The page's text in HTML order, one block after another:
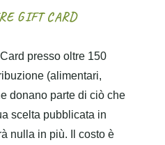
E GIFT CARD
presso oltre 150
(alimentari,
donano parte di ciò che
scelta pubblicata in
nulla in più. Il costo è